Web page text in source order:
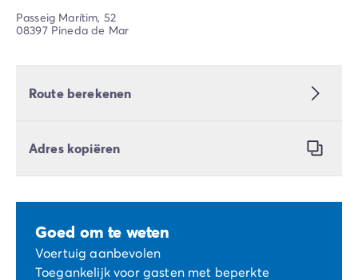
Passeig Marítim, 52
08397 Pineda de Mar
Route berekenen
Adres kopiëren
Goed om te weten
Voertuig aanbevolen
Toegankelijk voor gasten met beperkte